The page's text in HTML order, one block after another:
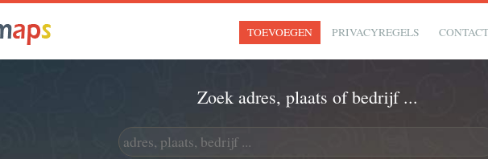
TOEVOEGEN PRIVACYREGELS
Zoek adres, plaats of bedrijf ...